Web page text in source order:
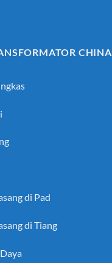
CHINA
di Pad
di Tiang